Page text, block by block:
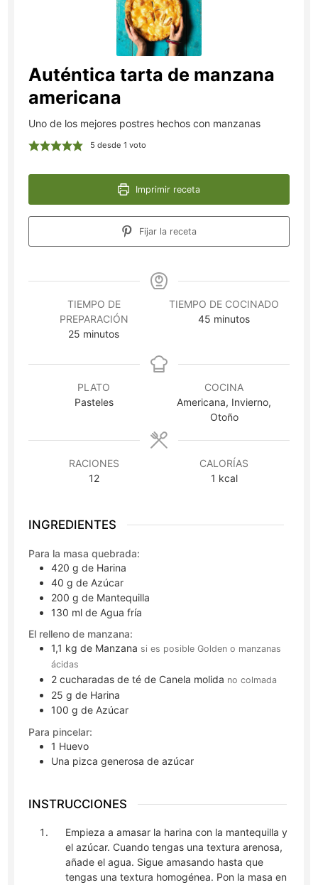
Auténtica tarta de manzana
americana
Uno de los mejores postres hechos con manzanas
5 desde 1 voto
Imprimir receta
Fijar la receta
TIEMPO DE
PREPARACIÓN
25 minutos
minutos
TIEMPO DE COCINADO
45 minutos
minutos
PLATO
Pasteles
COCINA
Americana, Invierno,
Otoño
RACIONES
12
CALORÍAS
1 kcal
INGREDIENTES
Para la masa quebrada:
420 g de Harina
40 g de Azúcar
200 g de Mantequilla
130 mlde Agua fría
El relleno de manzana:
1,1 kg de Manzana si es posible Golden o manzanas
ácidas
2 cucharadas de té de Canela molida no colmada
25 g de Harina
100 g de Azúcar
Para pincelar:
1 Huevo
Una pizca generosa de azúcar
INSTRUCCIONES
Empieza a amasar la harina con la mantequilla y
el azúcar. Cuando tengas una textura arenosa,
añade el agua. Sigue amasando hasta que
tengas una textura homogénea. Pon la masa en